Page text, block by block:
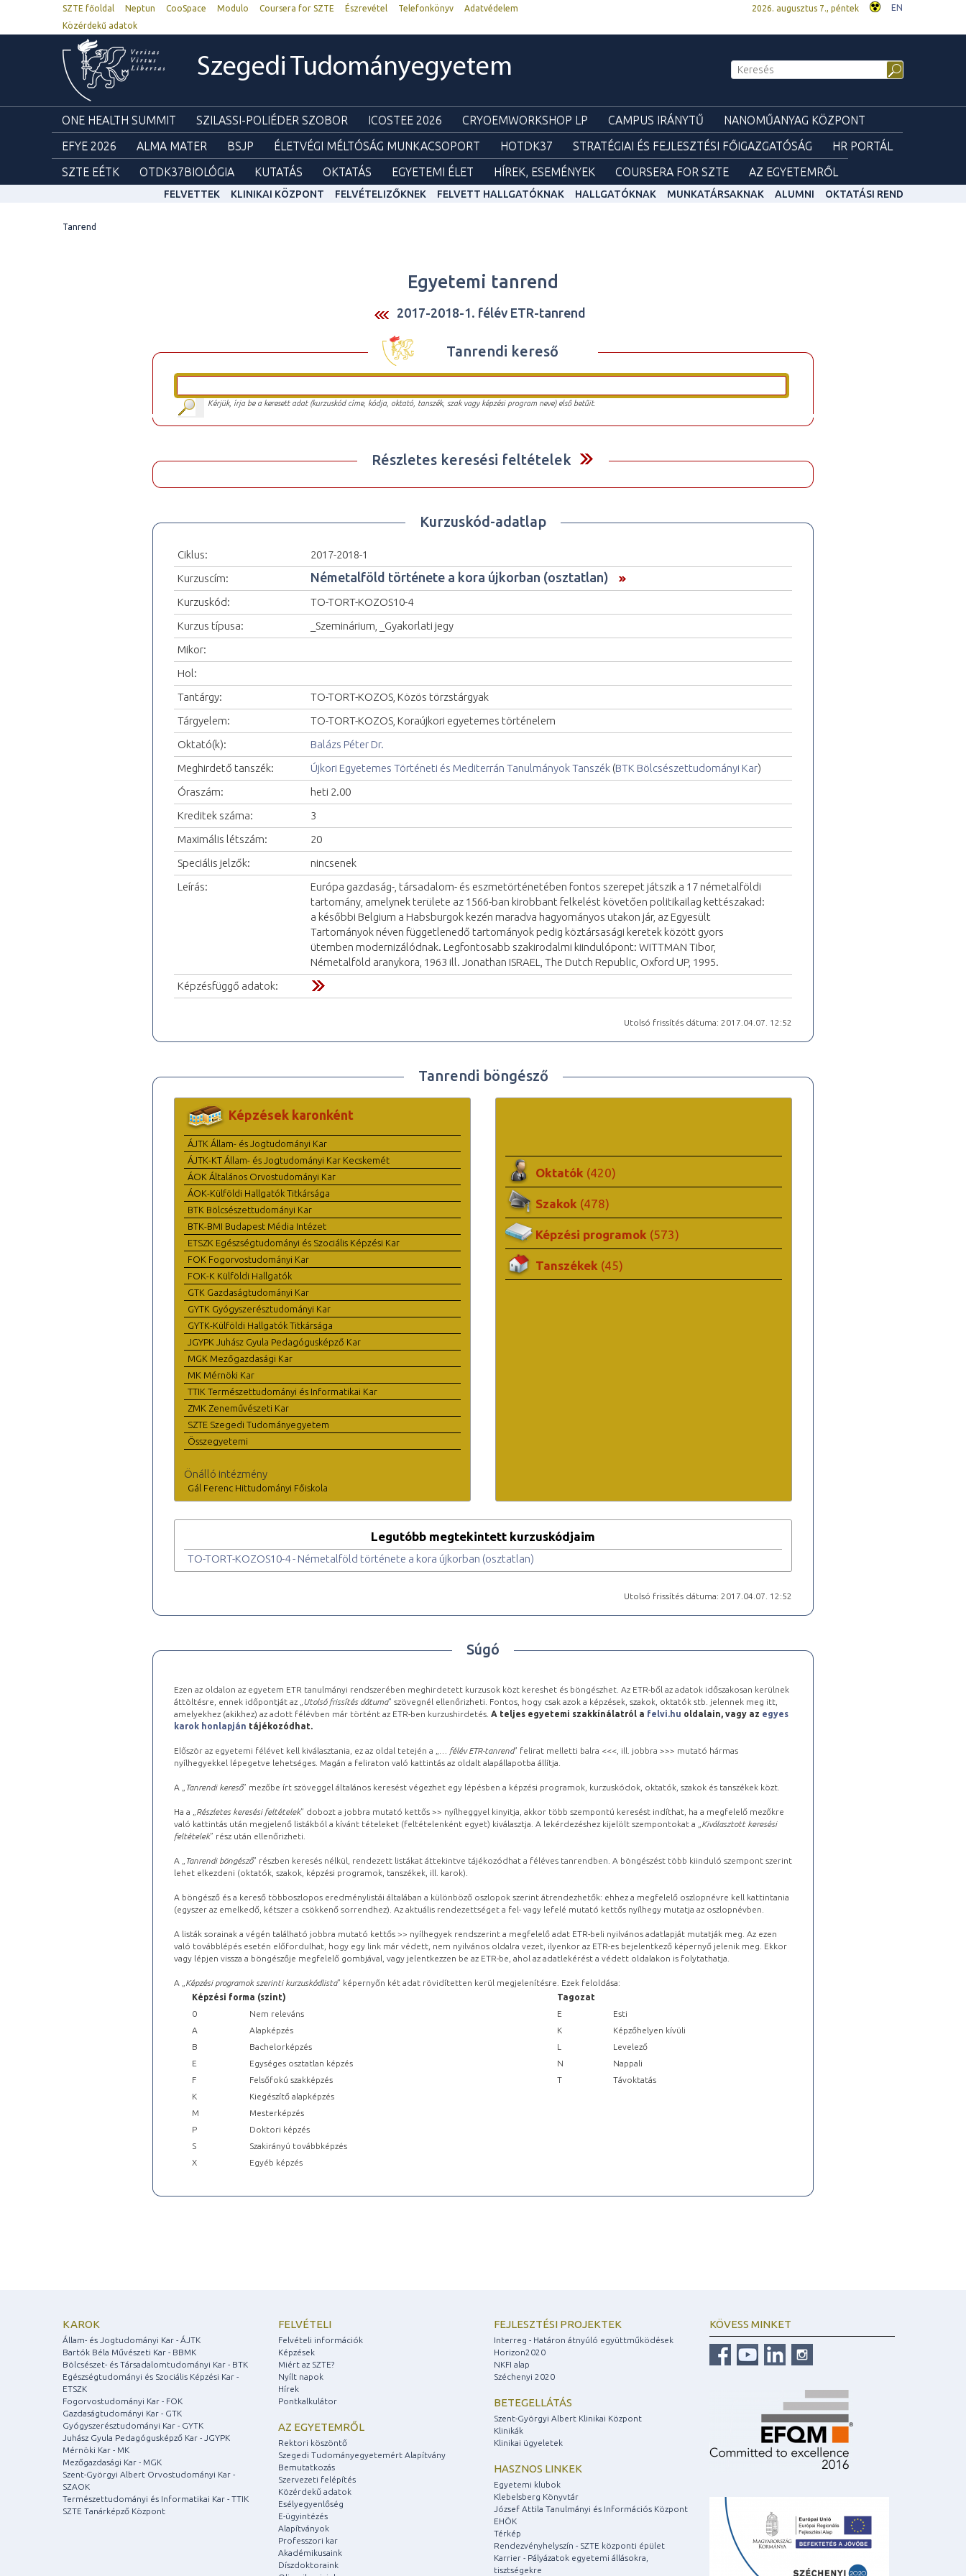
SZTE főoldal Neptun CooSpace Modulo Coursera for SZTE Észrevétel Telefonkönyv
Adatvédelem
Közérdekű adatok
2026. augusztus 7., péntek EN
Szegedi Tudományegyetem
ONE HEALTH SUMMIT SZILASSI-POLIÉDER SZOBOR ICOSTEE 2026 CRYOEMWORKSHOP LP CAMPUS IRÁNYTŰ
NANOMŰANYAG KÖZPONT
EFYE 2026
ALMA MATER BSJP ÉLETVÉGI MÉLTÓSÁG MUNKACSOPORT HOTDK37 STRATÉGIAI ÉS FEJLESZTÉSI FŐIGAZGATÓSÁG
HR PORTÁL
SZTE EÉTK
OTDK37BIOLÓGIA KUTATÁS OKTATÁS EGYETEMI ÉLET HÍREK, ESEMÉNYEK COURSERA FOR SZTE AZ EGYETEMRŐL
FELVETTEK KLINIKAI KÖZPONT FELVÉTELIZŐKNEK FELVETT HALLGATÓKNAK HALLGATÓKNAK MUNKATÁRSAKNAK ALUMNI OKTATÁSI REND
Tanrend
Egyetemi tanrend
2017-2018-1. félév ETR-tanrend
Tanrendi kereső
Kérjük, írja be a keresett adat (kurzuskód címe, kódja, oktató, tanszék, szak vagy képzési program neve) első betűit.
Részletes keresési feltételek
Kurzuskód-adatlap
Ciklus:
2017-2018-1
Kurzuscím:
Németalföld története a kora újkorban (osztatlan)
Kurzuskód:
TO-TORT-KOZOS10-4
Kurzus típusa:
_Szeminárium, _Gyakorlati jegy
Mikor:
Hol:
Tantárgy:
TO-TORT-KOZOS, Közös törzstárgyak
Tárgyelem:
TO-TORT-KOZOS, Koraújkori egyetemes történelem
Oktató(k):
Balázs Péter Dr.
Meghirdető tanszék:
Újkori Egyetemes Történeti és Mediterrán Tanulmányok Tanszék (BTK Bölcsészettudományi Kar)
Óraszám:
heti 2.00
Kreditek száma:
3
Maximális létszám:
20
Speciális jelzők:
nincsenek
Leírás:
Európa gazdaság-, társadalom- és eszmetörténetében fontos szerepet játszik a 17 németalföldi
tartomány, amelynek területe az 1566-ban kirobbant felkelést követően politikailag kettészakad:
a későbbi Belgium a Habsburgok kezén maradva hagyományos utakon jár, az Egyesült
Tartományok néven függetlenedő tartományok pedig köztársasági keretek között gyors
ütemben modernizálódnak. Legfontosabb szakirodalmi kiindulópont: WITTMAN Tibor,
Németalföld aranykora, 1963 ill. Jonathan ISRAEL, The Dutch Republic, Oxford UP, 1995.
Képzésfüggő adatok:
Utolsó frissítés dátuma: 2017.04.07. 12:52
Tanrendi böngésző
Képzések karonként
ÁJTK Állam- és Jogtudományi Kar
ÁJTK-KT Állam- és Jogtudományi Kar Kecskemét
ÁOK Általános Orvostudományi Kar
ÁOK-Külföldi Hallgatók Titkársága
BTK Bölcsészettudományi Kar
BTK-BMI Budapest Média Intézet
ETSZK Egészségtudományi és Szociális Képzési Kar
FOK Fogorvostudományi Kar
FOK-K Külföldi Hallgatók
GTK Gazdaságtudományi Kar
GYTK Gyógyszerésztudományi Kar
GYTK-Külföldi Hallgatók Titkársága
JGYPK Juhász Gyula Pedagógusképző Kar
MGK Mezőgazdasági Kar
MK Mérnöki Kar
TTIK Természettudományi és Informatikai Kar
ZMK Zeneművészeti Kar
SZTE Szegedi Tudományegyetem
Összegyetemi
Önálló intézmény
Gál Ferenc Hittudományi Főiskola
Oktatók (420)
Szakok (478)
Képzési programok (573)
Tanszékek (45)
Legutóbb megtekintett kurzuskódjaim
TO-TORT-KOZOS10-4 - Németalföld története a kora újkorban (osztatlan)
Utolsó frissítés dátuma: 2017.04.07. 12:52
Súgó
Ezen az oldalon az egyetem ETR tanulmányi rendszerében meghirdetett kurzusok közt kereshet és böngészhet. Az ETR-ből az adatok időszakosan kerülnek
áttöltésre, ennek időpontját az „ Utolsó frissítés dátuma” szövegnél ellenőrizheti. Fontos, hogy csak azok a képzések, szakok, oktatók stb. jelennek meg itt,
amelyekhez (akikhez) az adott félévben már történt az ETR-ben kurzushirdetés. A teljes egyetemi szakkínálatról a felvi.hu oldalain, vagy az egyes
karok honlapján tájékozódhat.
Először az egyetemi félévet kell kiválasztania, ez az oldal tetején a „ … félév ETR-tanrend” felirat melletti balra <<<, ill. jobbra >>> mutató hármas
nyílhegyekkel lépegetve lehetséges. Magán a feliraton való kattintás az oldalt alapállapotba állítja.
A „ Tanrendi kereső” mezőbe írt szöveggel általános keresést végezhet egy lépésben a képzési programok, kurzuskódok, oktatók, szakok és tanszékek közt.
Ha a „ Részletes keresési feltételek” dobozt a jobbra mutató kettős >> nyílheggyel kinyitja, akkor több szempontú keresést indíthat, ha a megfelelő mezőkre
való kattintás után megjelenő listákból a kívánt tételeket (feltételenként egyet) kiválasztja. A lekérdezéshez kijelölt szempontokat a „ Kiválasztott keresési
feltételek” rész után ellenőrizheti.
A „ Tanrendi böngésző” részben keresés nélkül, rendezett listákat áttekintve tájékozódhat a féléves tanrendben. A böngészést több kiinduló szempont szerint
lehet elkezdeni (oktatók, szakok, képzési programok, tanszékek, ill. karok).
A böngésző és a kereső többoszlopos eredménylistái általában a különböző oszlopok szerint átrendezhetők: ehhez a megfelelő oszlopnévre kell kattintania
(egyszer az emelkedő, kétszer a csökkenő sorrendhez). Az aktuális rendezettséget a fel- vagy lefelé mutató kettős nyílhegy mutatja az oszlopnévben.
A listák sorainak a végén található jobbra mutató kettős >> nyílhegyek rendszerint a megfelelő adat ETR-beli nyilvános adatlapját mutatják meg. Az ezen
való továbblépés esetén előfordulhat, hogy egy link már védett, nem nyilvános oldalra vezet, ilyenkor az ETR-es bejelentkező képernyő jelenik meg. Ekkor
vagy lépjen vissza a böngészője megfelelő gombjával, vagy jelentkezzen be az ETR-be, ahol az adatlekérést a védett oldalakon is folytathatja.
A „ Képzési programok szerinti kurzuskódlista” képernyőn két adat rövidítetten kerül megjelenítésre. Ezek feloldása:
Képzési forma (szint)
Tagozat
0
Nem releváns E
Esti
A
Alapképzés K
Képzőhelyen kívüli
B
Bachelorképzés L
Levelező
E
Egységes osztatlan képzés N
Nappali
F
Felsőfokú szakképzés T
Távoktatás
K
Kiegészítő alapképzés
M
Mesterképzés
P
Doktori képzés
S
Szakirányú továbbképzés
X
Egyéb képzés
KAROK
Állam- és Jogtudományi Kar - ÁJTK
Bartók Béla Művészeti Kar - BBMK
Bölcsészet- és Társadalomtudományi Kar - BTK
Egészségtudományi és Szociális Képzési Kar -
ETSZK
Fogorvostudományi Kar - FOK
Gazdaságtudományi Kar - GTK
Gyógyszerésztudományi Kar - GYTK
Juhász Gyula Pedagógusképző Kar - JGYPK
Mérnöki Kar - MK
Mezőgazdasági Kar - MGK
Szent-Györgyi Albert Orvostudományi Kar -
SZAOK
Természettudományi és Informatikai Kar - TTIK
SZTE Tanárképző Központ
FELVÉTELI
Felvételi információk
Képzések
Miért az SZTE?
Nyílt napok
Hírek
Pontkalkulátor
AZ EGYETEMRŐL
Rektori köszöntő
Szegedi Tudományegyetemért Alapítvány
Bemutatkozás
Szervezeti felépítés
Közérdekű adatok
Esélyegyenlőség
E-ügyintézés
Alapítványok
Professzori kar
Akadémikusaink
Díszdoktoraink
FEJLESZTÉSI PROJEKTEK
Interreg - Határon átnyúló együttműködések
Horizon2020
NKFI alap
Széchenyi 2020
BETEGELLÁTÁS
Szent-Györgyi Albert Klinikai Központ
Klinikák
Klinikai ügyeletek
HASZNOS LINKEK
Egyetemi klubok
Klebelsberg Könyvtár
József Attila Tanulmányi és Információs Központ
EHÖK
Térkép
Rendezvényhelyszín - SZTE központi épület
Karrier - Pályázatok egyetemi állásokra,
tisztségekre
KÖVESS MINKET